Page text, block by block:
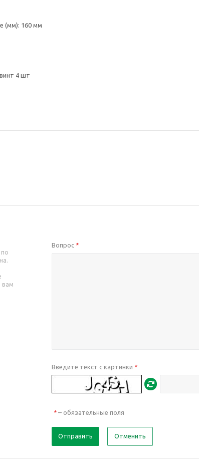
(мм): 160 мм
4 шт
вам
Вопрос *
Введите текст с картинки *
*– обязательные поля
Отправить Отменить